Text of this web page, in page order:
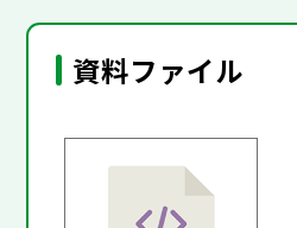
資料ファイル